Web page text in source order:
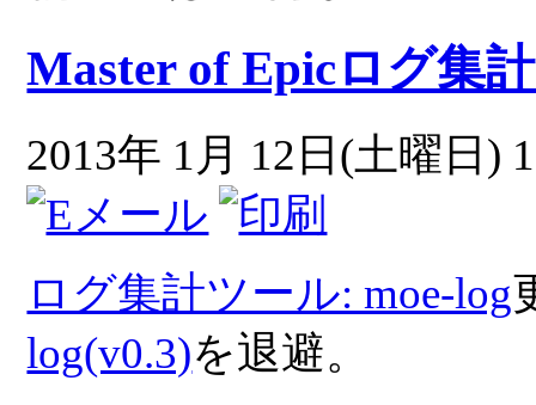
Master of Epicログ集
2013年 1月 12日(土曜日)
ログ集計ツール: moe-log
log(v0.3)を退避。